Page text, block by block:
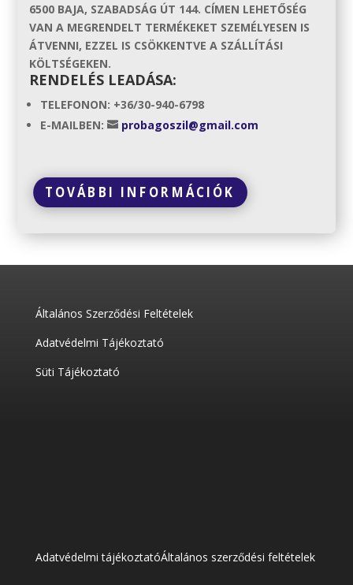
6500 BAJA, SZABADSÁG ÚT 144. CÍMEN LEHETŐSÉG
VAN A MEGRENDELT TERMÉKEKET SZEMÉLYESEN IS
ÁTVENNI, EZZEL IS CSÖKKENTVE A SZÁLLÍTÁSI
KÖLTSÉGEKEN.
RENDELÉS LEADÁSA:
TELEFONON: +36/30-940-6798
E-MAILBEN:
probagoszil@gmail.com
TOVÁBBI INFORMÁCIÓK
Általános Szerződési Feltételek
Adatvédelmi Tájékoztató
Süti Tájékoztató
Adatvédelmi tájékoztatóÁltalános szerződési feltételek